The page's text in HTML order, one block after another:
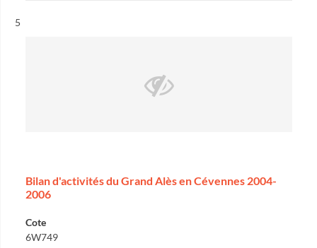
Résultat n°
5
Bilan d'activités du Grand Alès en Cévennes 2004-
2006
Cote
6W749